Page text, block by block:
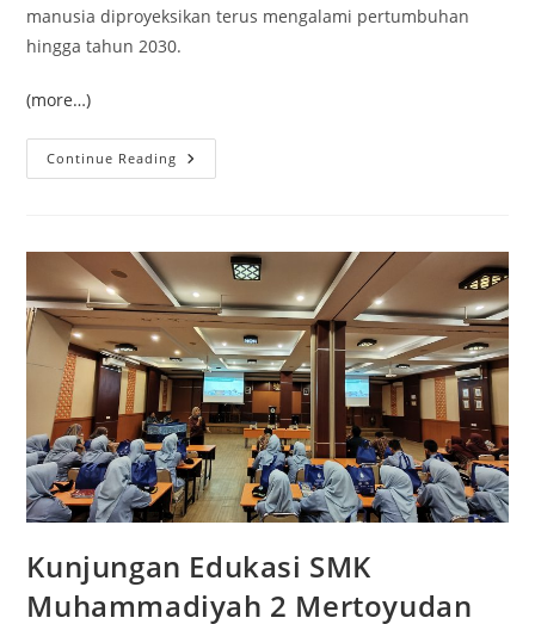
manusia diproyeksikan terus mengalami pertumbuhan
hingga tahun 2030.
(more…)
Continue Reading Bingung
Memilih
Studi
Dengan
Prospek
Karier
Tinggi
Di
Universitas
Mercu
Buana
Yogyakarta
Kunjungan Edukasi SMK
Muhammadiyah 2 Mertoyudan